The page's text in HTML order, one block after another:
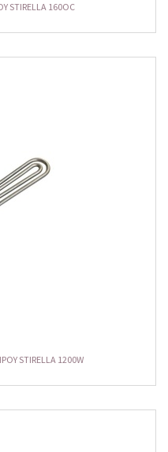
160OC
STIRELLA 1200W